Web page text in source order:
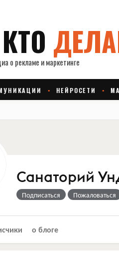
Санаторий
Подписаться Пожаловаться
о блоге